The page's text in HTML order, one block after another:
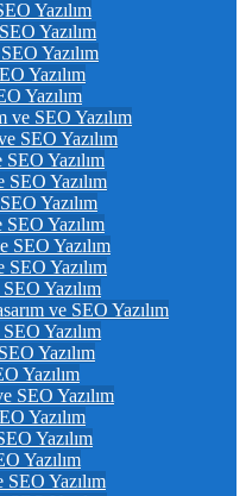
Yazılım
Yazılım
Yazılım
Yazılım
Yazılım
ve SEO Yazılım
SEO Yazılım
Yazılım
SEO Yazılım
Yazılım
Yazılım
SEO Yazılım
SEO Yazılım
Yazılım
ve SEO Yazılım
Yazılım
Yazılım
Yazılım
SEO Yazılım
Yazılım
Yazılım
Yazılım
SEO Yazılım